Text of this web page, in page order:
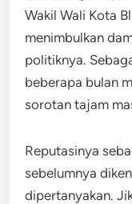
Wakil Wali Kota
menimbulkan
politiknya.
beberapa bulan
sorotan tajam
Reputasinya
sebelumnya
dipertanyakan.